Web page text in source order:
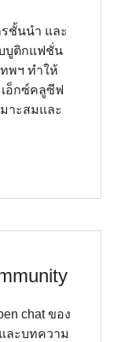
ชั้นนำ และ
บูติกแฟชั่น
พฯ ทำให้
อ็กซ์คลูซีฟ
าะสมและ
chat ของ
ละบทความ